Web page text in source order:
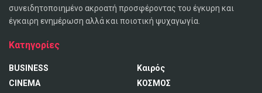
συνειδητοποιημένο ακροατή προσφέροντας του έγκυρη και
έγκαιρη ενημέρωση αλλά και ποιοτική ψυχαγωγία.
Κατηγορίες
BUSINESS
CINEMA
Καιρός
ΚΟΣΜΟΣ